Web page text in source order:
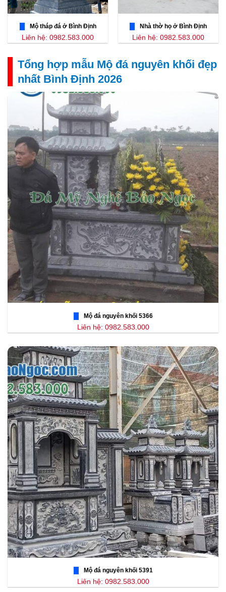
Mộ tháp đá ở Bình Định
Liên hệ: 0982.583.000
Nhà thờ họ ở Bình Định
Liên hệ: 0982.583.000
Tổng hợp mẫu Mộ đá nguyên khối đẹp
nhất Bình Định 2026
Mộ đá nguyên khối 5366
Liên hệ: 0982.583.000
Mộ đá nguyên khối 5391
Liên hệ: 0982.583.000